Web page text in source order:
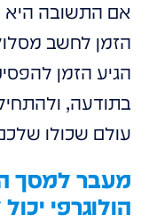
אם התשובה היא
הזמן לחשב
הגיע הזמן
בתודעה,
עולם שכולו
מעבר למסך
הולוגרפי